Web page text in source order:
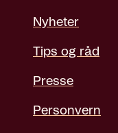
Nyheter
Tips og råd
Presse
Personvern